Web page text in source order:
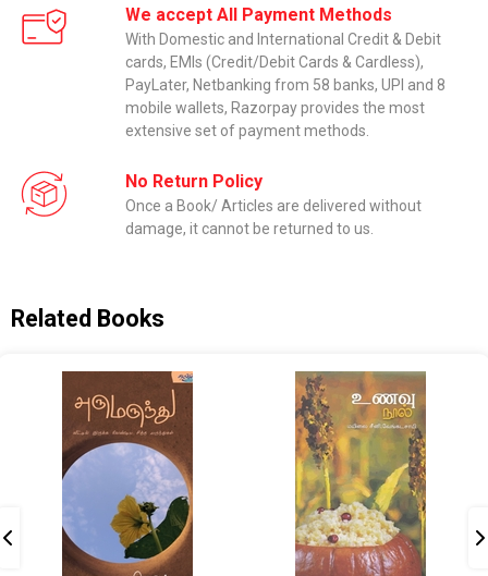
We accept All Payment Methods
With Domestic and International Credit & Debit
cards, EMIs (Credit/Debit Cards & Cardless),
PayLater, Netbanking from 58 banks, UPI and 8
mobile wallets, Razorpay provides the most
extensive set of payment methods.
No Return Policy
Once a Book/ Articles are delivered without
damage, it cannot be returned to us.
Related Books